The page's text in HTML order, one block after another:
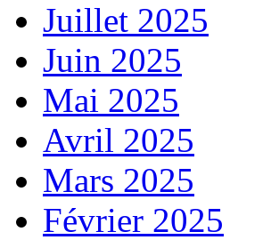
Juillet 2025
Juin 2025
Mai 2025
Avril 2025
Mars 2025
Février 2025